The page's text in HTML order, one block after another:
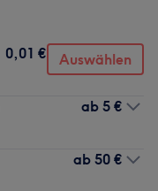
0,01 € Auswählen
ab 5 €
ab 50 €